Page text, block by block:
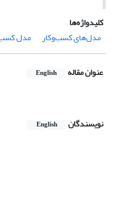
کلیدواژه‌ها
مدل‌های کسب‌وکار
مدل
عنوان مقاله English
نویسندگان English